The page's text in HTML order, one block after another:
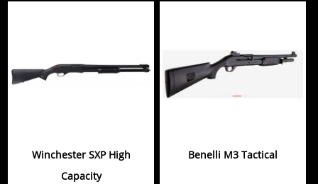
Winchester SXP High
Capacity
Benelli M3 Tactical